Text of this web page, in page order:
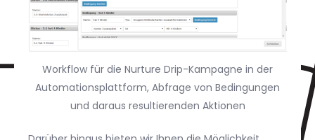
Workflow für die Nurture Drip-Kampagne in der
Automationsplattform, Abfrage von Bedingungen
und daraus resultierenden Aktionen